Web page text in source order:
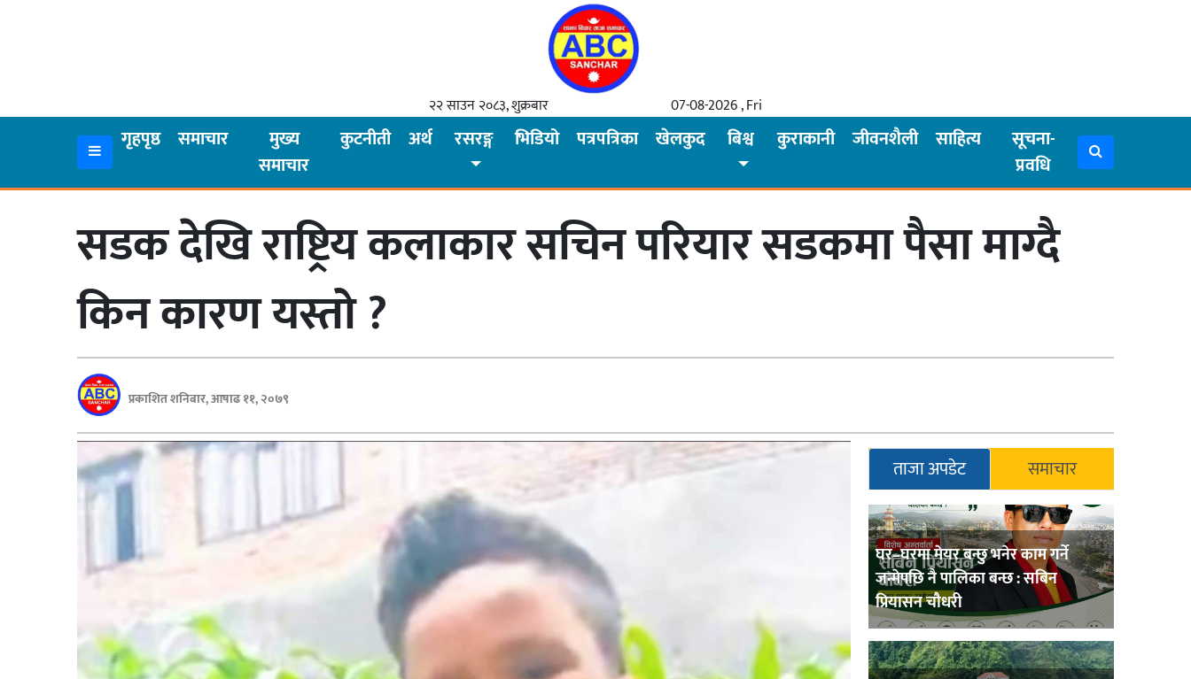
२२ साउन २०८३, शुक्रबार 07-08-2026 , Fri
गृहपृष्ठ समाचार
मुख्य
समाचार
कुटनीती अर्थ रसरङ्ग भिडियो पत्रपत्रिका खेलकुद बिश्व कुराकानी जीवनशैली साहित्य
सूचना-
प्रवधि
समाचार
सडक देखि राष्ट्रिय कलाकार सचिन परियार सडकमा पैसा माग्दै
किन कारण यस्तो ?
प्रकाशित शनिबार, आषाढ ११, २०७९
ताजा अपडेट समाचार
घर–घरमा मेयर बन्छु भनेर काम गर्ने
जन्मेपछि नै पालिका बन्छ : सबिन
प्रियासन चौधरी